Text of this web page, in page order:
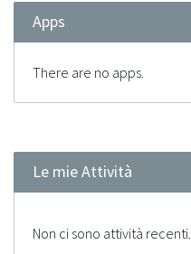
Apps
There are no apps.
Le mie Attività
Non ci sono attività recenti.